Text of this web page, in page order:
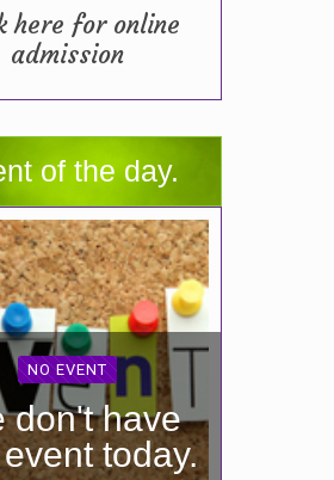
here for online
admission
of the day.
NO EVENT
don't have
today.